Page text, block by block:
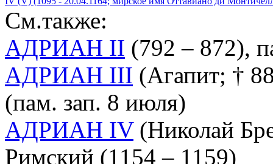
См.также:
АДРИАН II (792 – 872),
АДРИАН III (Агапит; †
(пам. зап. 8 июля)
АДРИАН IV(Николай
Римский (1154 – 1159)